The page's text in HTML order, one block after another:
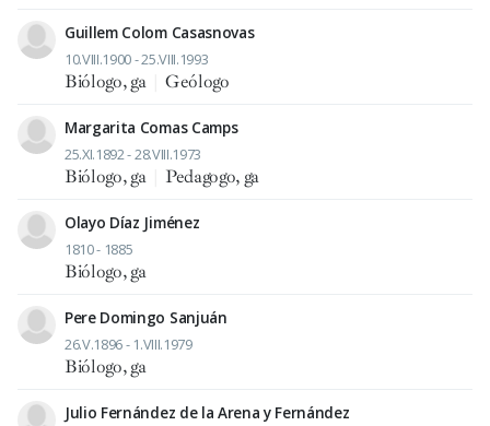
Guillem Colom Casasnovas
10.VIII.1900 - 25.VIII.1993
Biólogo, ga Geólogo
Margarita Comas Camps
25.XI.1892 - 28.VIII.1973
Biólogo, ga Pedagogo, ga
Olayo Díaz Jiménez
1810 - 1885
Biólogo, ga
Pere Domingo Sanjuán
26.V.1896 - 1.VIII.1979
Biólogo, ga
Julio Fernández de la Arena y Fernández